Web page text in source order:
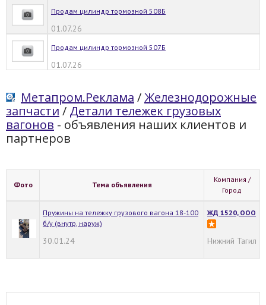
Продам цилиндр тормозной 508Б
01.07.26
Продам цилиндр тормозной 507Б
01.07.26
Метапром.Реклама /Железнодорожные
запчасти / Детали тележек грузовых
вагонов - объявления наших клиентов и
партнеров
Фото Тема объявления
Компания /
Город
Пружины на тележку грузового вагона 18-100
б/у (внутр, наруж)
30.01.24
ЖД 1520, ООО
Нижний Тагил